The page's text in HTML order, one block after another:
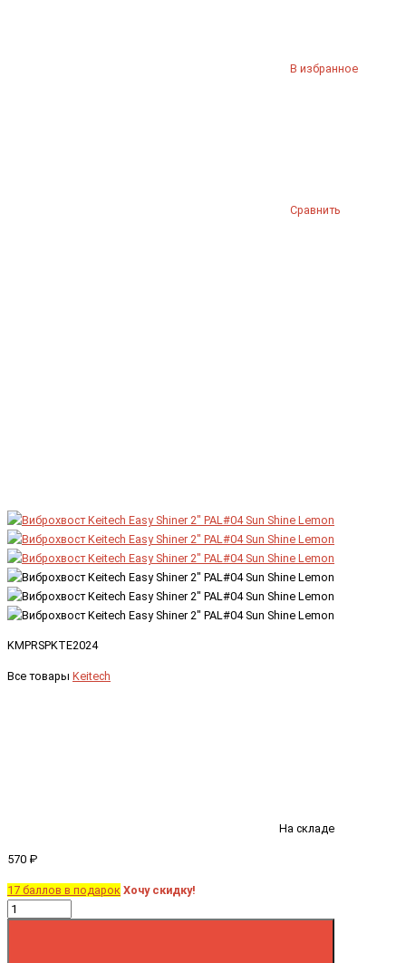
В избранное
Сравнить
KMPRSPKTE2024
Все товары Keitech
На складе
570 ₽
17 баллов в подарок Хочу скидку!